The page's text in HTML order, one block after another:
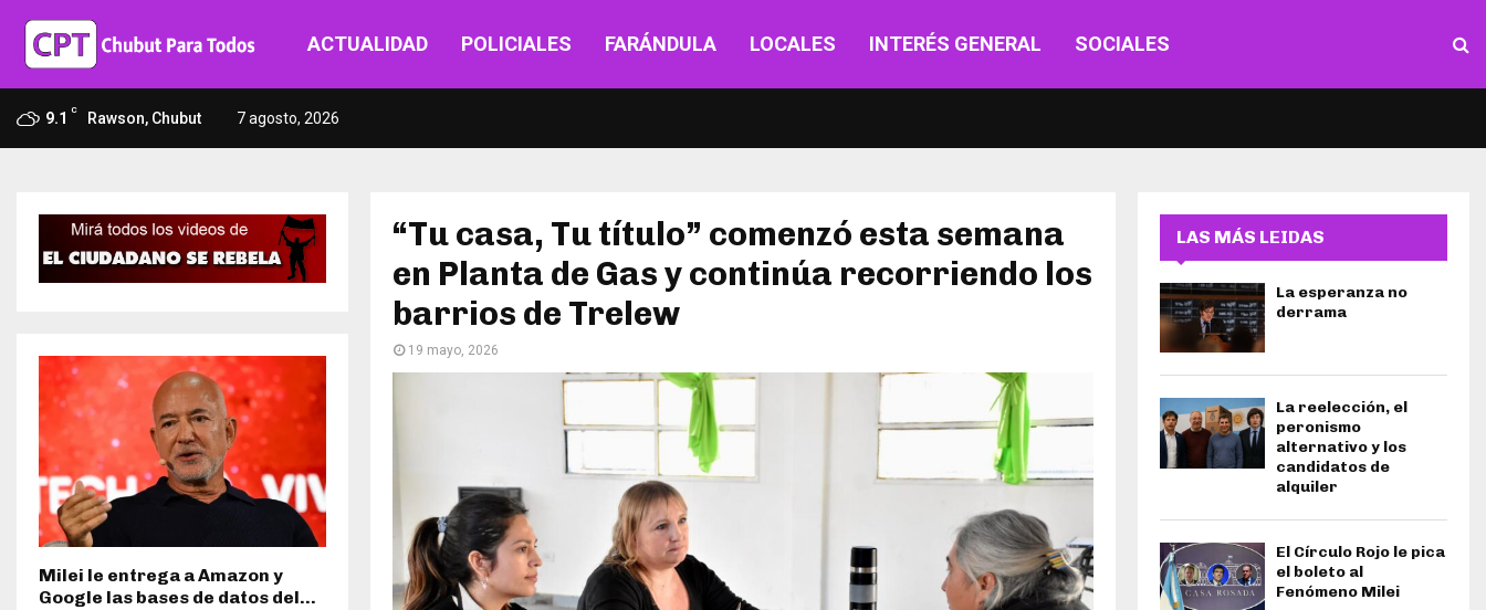
ACTUALIDAD POLICIALES FARÁNDULA LOCALES INTERÉS GENERAL SOCIALES
9.1 C Rawson, Chubut 7 agosto, 2026
“Tu casa, Tu título” comenzó esta semana
en Planta de Gas y continúa recorriendo los
barrios de Trelew
19 mayo, 2026
Milei le entrega a Amazon y
Google las bases de datos del...
LAS MÁS LEIDAS
La esperanza no
derrama
La reelección, el
peronismo
alternativo y los
candidatos de
alquiler
El Círculo Rojo le pica
el boleto al
Fenómeno Milei